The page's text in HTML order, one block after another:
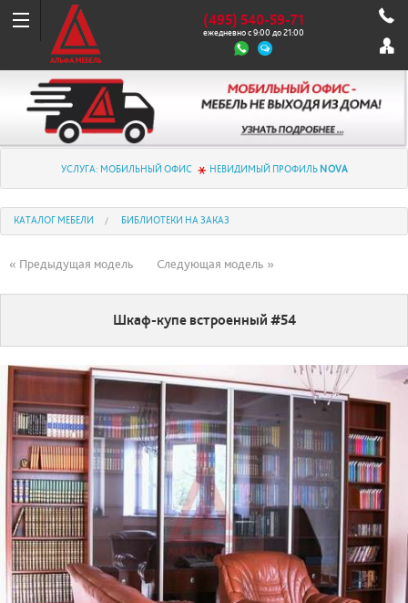
(495) 540-59-71
ежедневно с 9:00 до 21:00
УСЛУГА: МОБИЛЬНЫЙ ОФИС НЕВИДИМЫЙ ПРОФИЛЬ NOVA
КАТАЛОГ МЕБЕЛИ БИБЛИОТЕКИ НА ЗАКАЗ
« Предыдущая модель Следующая модель »
Шкаф-купе встроенный #54